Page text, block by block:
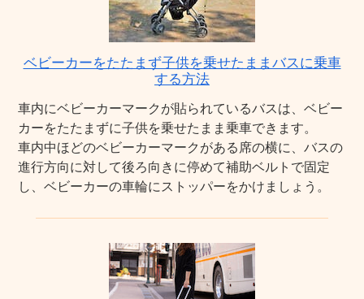
ベビーカーをたたまず子供を乗せたままバスに乗車
する方法
車内にベビーカーマークが貼られているバスは、ベビー
カーをたたまずに子供を乗せたまま乗車できます。
車内中ほどのベビーカーマークがある席の横に、バスの
進行方向に対して後ろ向きに停めて補助ベルトで固定
し、ベビーカーの車輪にストッパーをかけましょう。